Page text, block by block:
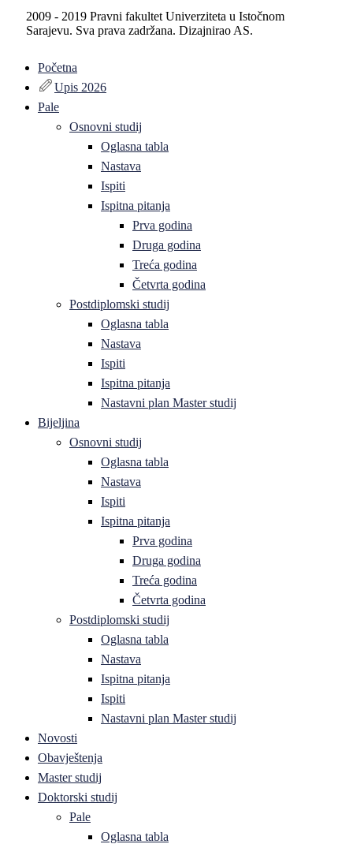
2009 - 2019 Pravni fakultet Univerziteta u Istočnom
Sarajevu. Sva prava zadržana. Dizajnirao AS.
Početna
Upis 2026
Pale
Osnovni studij
Oglasna tabla
Nastava
Ispiti
Ispitna pitanja
Prva godina
Druga godina
Treća godina
Četvrta godina
Postdiplomski studij
Oglasna tabla
Nastava
Ispiti
Ispitna pitanja
Nastavni plan Master studij
Bijeljina
Osnovni studij
Oglasna tabla
Nastava
Ispiti
Ispitna pitanja
Prva godina
Druga godina
Treća godina
Četvrta godina
Postdiplomski studij
Oglasna tabla
Nastava
Ispitna pitanja
Ispiti
Nastavni plan Master studij
Novosti
Obavještenja
Master studij
Doktorski studij
Pale
Oglasna tabla